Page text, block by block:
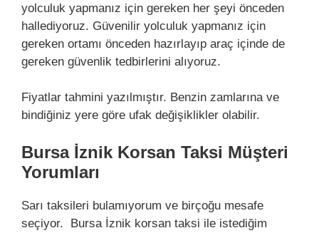
yolculuk yapmanız için gereken her şeyi önceden
hallediyoruz. Güvenilir yolculuk yapmanız için
gereken ortamı önceden hazırlayıp araç içinde de
gereken güvenlik tedbirlerini alıyoruz.
Fiyatlar tahmini yazılmıştır. Benzin zamlarına ve
bindiğiniz yere göre ufak değişiklikler olabilir.
Bursa İznik Korsan Taksi Müşteri
Yorumları
Sarı taksileri bulamıyorum ve birçoğu mesafe
seçiyor. Bursa İznik korsan taksi ile istediğim